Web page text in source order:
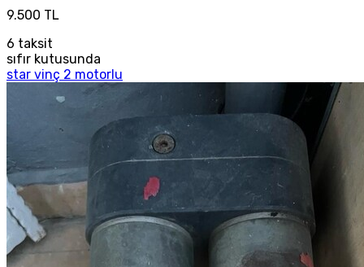
9.500 TL
6 taksit
sıfır kutusunda
star vinç 2 motorlu